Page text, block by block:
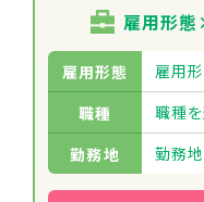
雇用形
雇用形態
雇用
職種
職種
勤務地
勤務